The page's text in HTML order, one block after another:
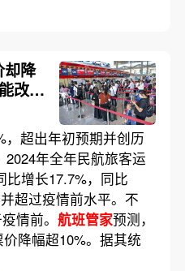
却降
改善
，超出年初预期并创历
2024年全年民航旅客运
比增长17.7%，同比
超过疫情前水平。不
情前。 航班管家预测，
降幅超10%。据其统